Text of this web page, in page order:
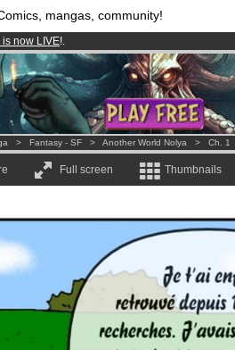
mangas, community!
is now LIVE!.
from3.95 eurosper month !Get membership
and 1000 comics & mangas!.
> Fantasy - SF > Another World Nolya > Ch. 1
Full screen Thumbnails